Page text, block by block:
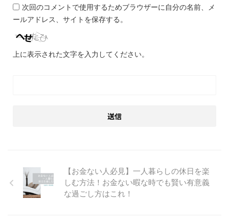
次回のコメントで使用するためブラウザーに自分の名前、メ
ールアドレス、サイトを保存する。
上に表示された文字を入力してください。
【お金ない人必見】一人暮らしの休日を楽
しむ方法！お金ない暇な時でも賢い有意義
な過ごし方はこれ！